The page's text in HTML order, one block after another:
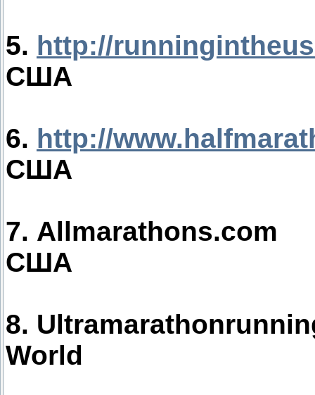
5. http://
США
6. http://
США
7. Allmarathons.com
США
8.
World